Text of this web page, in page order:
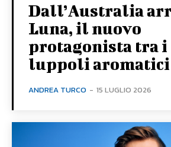
Dall’Australia
Luna, il nuovo
protagonista tra i
luppoli aromatici
ANDREA TURCO - 15 LUGLIO 2026